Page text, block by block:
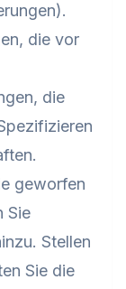
die vor
die
geworfen
Sie
Stellen
Sie die